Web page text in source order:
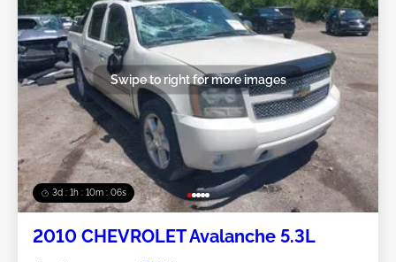
3d : 1h : 10m : 03s
Swipe to right for more images
2010 CHEVROLET Avalanche 5.3L